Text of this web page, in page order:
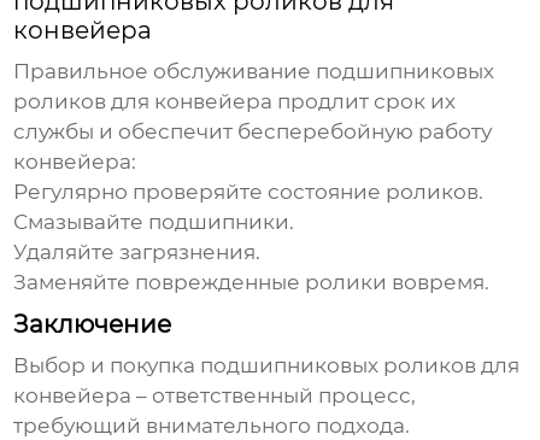
конвейера
Правильное обслуживание подшипниковых
роликов для конвейера продлит срок их
службы и обеспечит бесперебойную работу
конвейера:
Регулярно проверяйте состояние роликов.
Смазывайте подшипники.
Удаляйте загрязнения.
Заменяйте поврежденные ролики вовремя.
Заключение
Выбор и покупка подшипниковых роликов для
конвейера – ответственный процесс,
требующий внимательного подхода.